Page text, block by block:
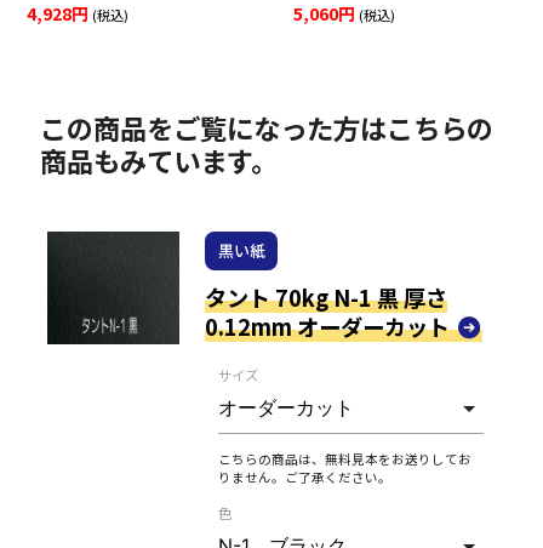
4,928円 (税込)
5,060円 (税込)
この商品をご覧になった方はこちらの
商品もみています。
黒い紙
タント 70kg N-1 黒 厚さ
0.12mm オーダーカット
サイズ
こちらの商品は、無料見本をお送りしてお
りません。ご了承ください。
色